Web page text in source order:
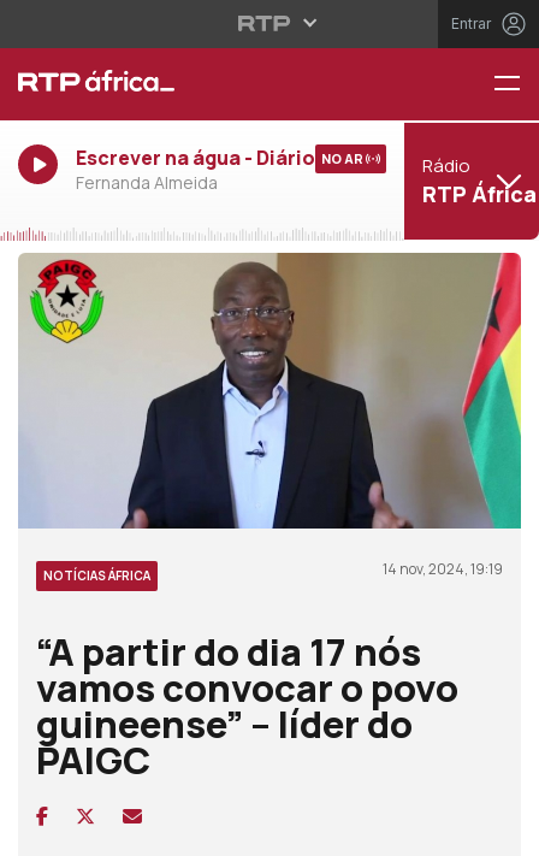
Entrar
Escrever na água - Diário
Fernanda Almeida
NO AR Rádio
RTP África
NOTÍCIAS ÁFRICA 14 nov, 2024, 19:19
“A partir do dia 17 nós
vamos convocar o povo
guineense” – líder do
PAIGC